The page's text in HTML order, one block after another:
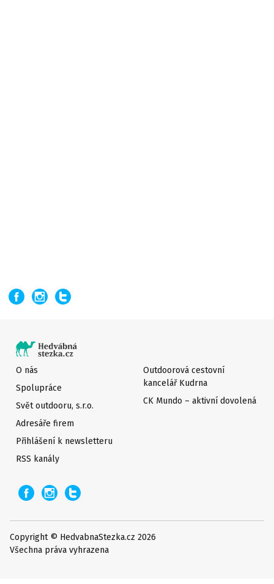
O nás
Spolupráce
Svět outdooru, s.r.o.
Adresáře firem
Přihlášení k newsletteru
Outdoorová cestovní
kancelář Kudrna
CK Mundo – aktivní dovolená
RSS kanály
Copyright © HedvabnaStezka.cz 2026
Všechna práva vyhrazena